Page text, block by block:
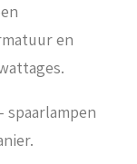
en
spaarlampen